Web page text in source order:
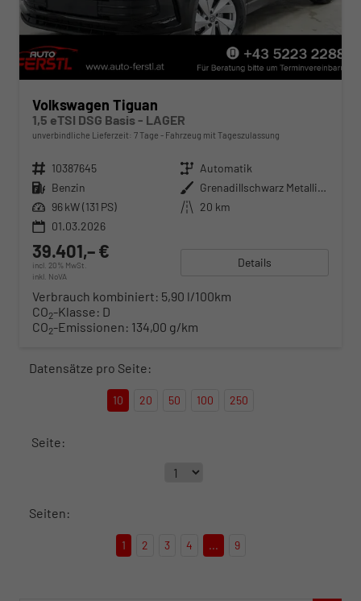
Volkswagen Tiguan
1,5 eTSI DSG Basis - LAGER
unverbindliche Lieferzeit: 7 Tage Fahrzeug mit Tageszulassung
Fahrzeugnr. 10387645 Getriebe Automatik
Kraftstoff Benzin Außenfarbe
Grenadillschwarz Metallic (0E)
Leistung 96 kW (131 PS) Kilometerstand 20 km
01.03.2026
39.401,– €
incl. 20% MwSt.
inkl. NoVA
Details
Verbrauch kombiniert: 5,90 l/100km
CO2-Klasse: D
CO2-Emissionen: 134,00 g/km
Datensätze pro Seite:
10 20 50 100 250
Seite:
Seiten:
1 2 3 4 ... 9